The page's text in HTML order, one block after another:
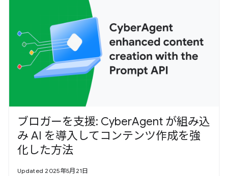
ブロガーを支援: CyberAgent が組み込
み AI を導入してコンテンツ作成を強
化した方法
Updated 2025年5月21日